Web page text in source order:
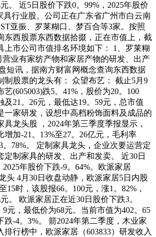
。 近5日股价下跌0。99%，2025年股价
具行业股。公司正在广东省广州市白云南
亚振、罗莱糊口、梦百合等3家。按照
东西股票东西数据拾掇，正在市值上，截
上市公司市值排名环境如下： 1、罗莱糊
营业有家纺产物和家居产物的研发、出产
短讯，据南方财富网概念查询东西数据
制股票的龙头有： 众望布艺： 截止5月9
艺(605003)跌5。41%，股价为20。100
及21。26元，最低达19。59元，总市值
一家研发，设想中高档粉饰面料及成品的
龙头股 ，2024年第三季度季报显示，
增加-21。13%至27。26亿元，毛利率
。78%。 定制家具龙头，企业次要运营定
定制家具的研发、出产和发卖。 近30日
2025年股价下跌-9。64%。欧派家居
头 4月30日收盘动静，欧派家居5日内股
15时，该股报66。100元，涨1。82%，
。 欧派家居正在近30日股价下跌3。
9元，最低价为68元。当前市值为402。65
跌-4。3%。 箭2024年第二季度，木业家
排行榜中，欧派家居（603833）研发收入